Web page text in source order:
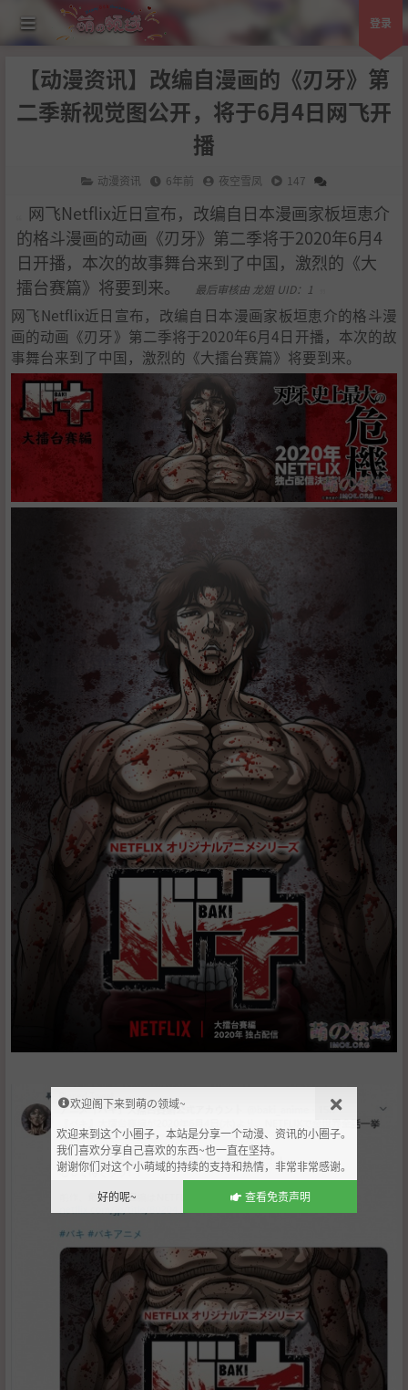
登录
【动漫资讯】改编自漫画的《刃牙》第
二季新视觉图公开，将于6月4日网飞开
播
动漫资讯 6年前 夜空雪凤 147
网飞Netflix近日宣布，改编自日本漫画家板垣恵介
的格斗漫画的动画《刃牙》第二季将于2020年6月4
日开播，本次的故事舞台来到了中国，激烈的《大
擂台赛篇》将要到来。
最后审核由 龙姐 UID：1
网飞Netflix近日宣布，改编自日本漫画家板垣恵介的格斗漫
画的动画《刃牙》第二季将于2020年6月4日开播，本次的故
事舞台来到了中国，激烈的《大擂台赛篇》将要到来。
欢迎阁下来到萌の领域~
欢迎来到这个小圈子，本站是分享一个动漫、资讯的小圈子。
我们喜欢分享自己喜欢的东西~也一直在坚持。
谢谢你们对这个小萌域的持续的支持和热情，非常非常感谢。
好的呢~
查看免责声明